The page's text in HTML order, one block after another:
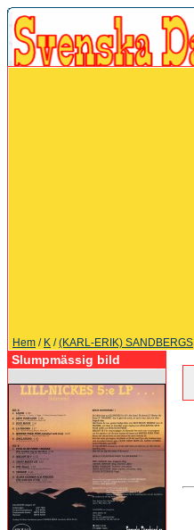
Hem / K /(KARL-ERIK) SANDBERGS
Slumpmässig bild